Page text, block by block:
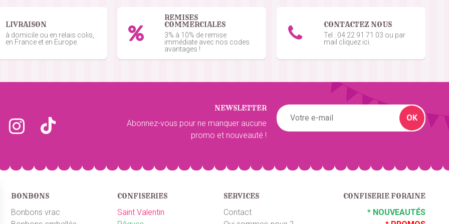
du 04/05/2024
du 09/03/2024
/5
LIVRAISON
à domicile ou en relais colis,
en France et en Europe.
REMISES
COMMERCIALES
3% à 10% de remise
immédiate avec nos codes
avantages !
CONTACTEZ NOUS
Tel : 04 22 91 71 03 ou par
mail cliquez ici.
NEWSLETTER
Abonnez-vous pour ne manquer aucune
promo et nouveauté !
OK
BONBONS
Bonbons vrac
CONFISERIES
Saint Valentin
SERVICES
Contact
CONFISERIE FORAINE
* NOUVEAUTÉS